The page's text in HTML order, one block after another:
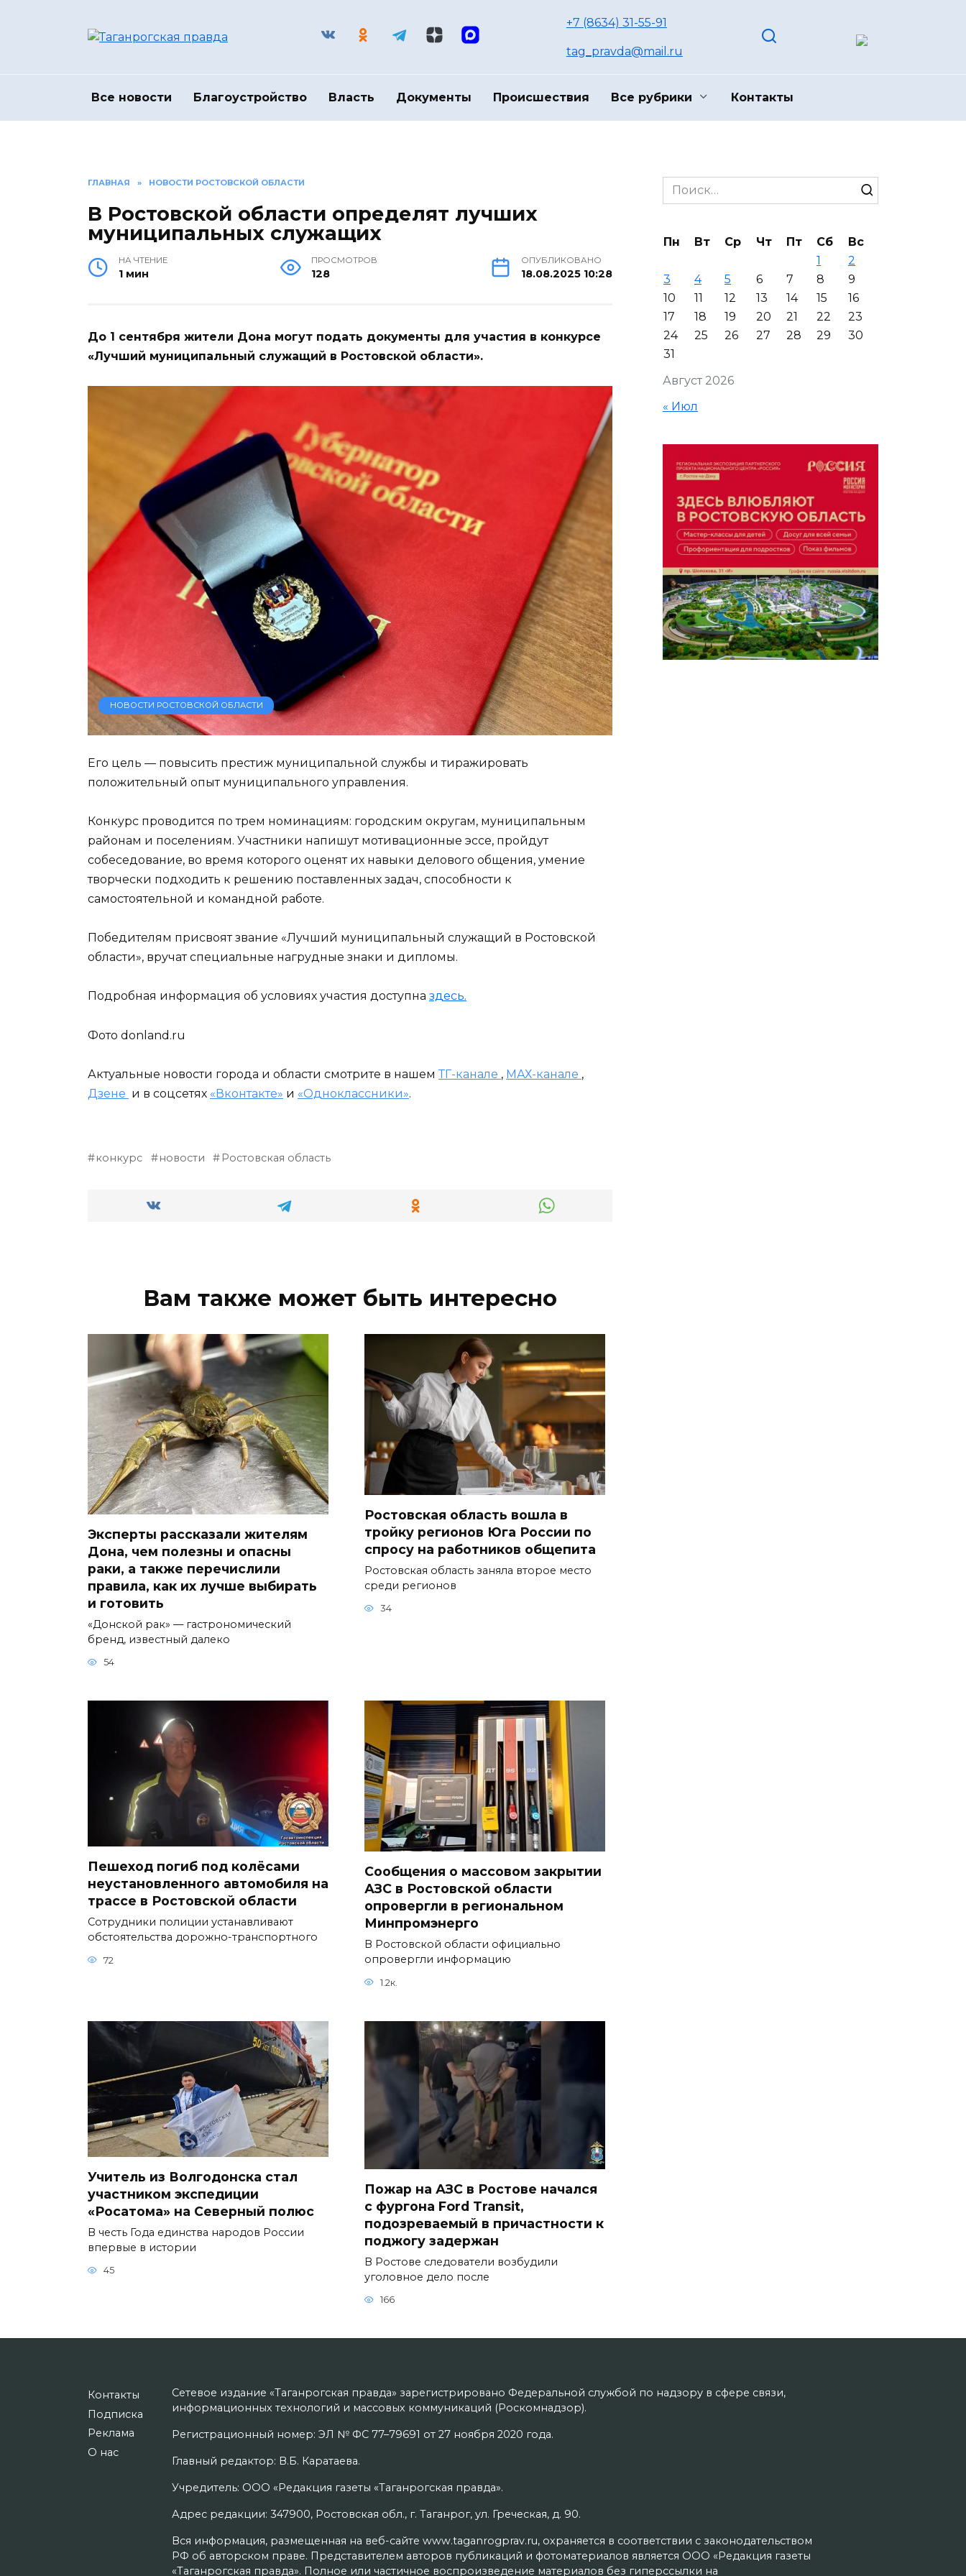
+7 (8634) 31-55-91
tag_pravda@mail.ru
Все новости Благоустройство Власть Документы Происшествия Все рубрики Контакты
ГЛАВНАЯ » НОВОСТИ РОСТОВСКОЙ ОБЛАСТИ
В Ростовской области определят лучших
муниципальных служащих
НА ЧТЕНИЕ
1 мин
ПРОСМОТРОВ
128
ОПУБЛИКОВАНО
18.08.2025 10:28
До 1 сентября жители Дона могут подать документы для участия в конкурсе
«Лучший муниципальный служащий в Ростовской области».
НОВОСТИ РОСТОВСКОЙ ОБЛАСТИ
Его цель — повысить престиж муниципальной службы и тиражировать
положительный опыт муниципального управления.
Конкурс проводится по трем номинациям: городским округам, муниципальным
районам и поселениям. Участники напишут мотивационные эссе, пройдут
собеседование, во время которого оценят их навыки делового общения, умение
творчески подходить к решению поставленных задач, способности к
самостоятельной и командной работе.
Победителям присвоят звание «Лучший муниципальный служащий в Ростовской
области», вручат специальные нагрудные знаки и дипломы.
Подробная информация об условиях участия доступна здесь.
Фото donland.ru
Актуальные новости города и области смотрите в нашем ТГ-канале , МАХ-канале ,
Дзене и в соцсетях «Вконтакте» и «Одноклассники».
конкурс новости Ростовская область
Вам также может быть интересно
Эксперты рассказали жителям
Дона, чем полезны и опасны
раки, а также перечислили
правила, как их лучше выбирать
и готовить
«Донской рак» — гастрономический
бренд, известный далеко
54
Ростовская область вошла в
тройку регионов Юга России по
спросу на работников общепита
Ростовская область заняла второе место
среди регионов
34
Пешеход погиб под колёсами
неустановленного автомобиля на
трассе в Ростовской области
Сотрудники полиции устанавливают
обстоятельства дорожно-транспортного
72
Сообщения о массовом закрытии
АЗС в Ростовской области
опровергли в региональном
Минпромэнерго
В Ростовской области официально
опровергли информацию
1.2к.
Учитель из Волгодонска стал
участником экспедиции
«Росатома» на Северный полюс
В честь Года единства народов России
впервые в истории
45
Пожар на АЗС в Ростове начался
с фургона Ford Transit,
подозреваемый в причастности к
поджогу задержан
В Ростове следователи возбудили
уголовное дело после
166
Search
for:
Август 2026
Пн Вт Ср Чт Пт Сб
Вс
1
2
3
4 5 6 7 8
9
10
11 12 13 14 15
16
17
18 19 20 21 22
23
24
25 26 27 28 29
30
31
« Июл
Контакты
Подписка
Реклама
О нас
Сетевое издание «Таганрогская правда» зарегистрировано Федеральной службой по надзору в сфере связи,
информационных технологий и массовых коммуникаций (Роскомнадзор).
Регистрационный номер: ЭЛ № ФС 77–79691 от 27 ноября 2020 года.
Главный редактор: В.Б. Каратаева.
Учредитель: ООО «Редакция газеты «Таганрогская правда».
Адрес редакции: 347900, Ростовская обл., г. Таганрог, ул. Греческая, д. 90.
Вся информация, размещенная на веб-сайте www.taganrogprav.ru, охраняется в соответствии с законодательством
РФ об авторском праве. Представителем авторов публикаций и фотоматериалов является ООО «Редакция газеты
«Таганрогская правда». Полное или частичное воспроизведение материалов без гиперссылки на